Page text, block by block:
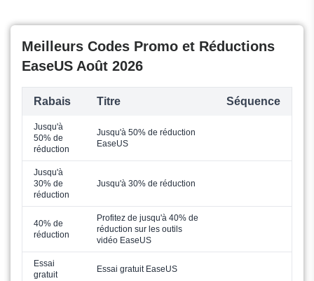
Meilleurs Codes Promo et Réductions
EaseUS Août 2026
Rabais Titre Séquence
Jusqu'à
50% de
réduction
Jusqu'à 50% de réduction
EaseUS
Jusqu'à
30% de
réduction
Jusqu'à 30% de réduction
40% de
réduction
Profitez de jusqu'à 40% de
réduction sur les outils
vidéo EaseUS
Essai
gratuit
Essai gratuit EaseUS